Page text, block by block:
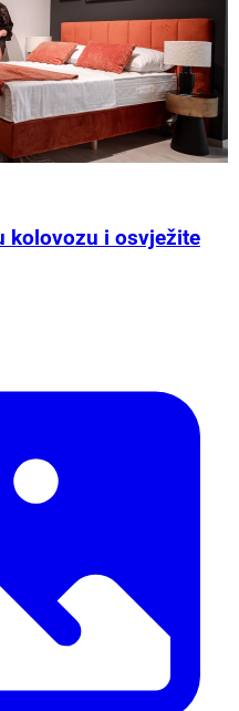
kolovozu i osvježite